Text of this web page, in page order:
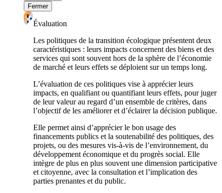
Fermer
Évaluation
Les politiques de la transition écologique présentent deux
caractéristiques : leurs impacts concernent des biens et des
services qui sont souvent hors de la sphère de l’économie
de marché et leurs effets se déploient sur un temps long.
L’évaluation de ces politiques vise à apprécier leurs
impacts, en qualifiant ou quantifiant leurs effets, pour juger
de leur valeur au regard d’un ensemble de critères, dans
l’objectif de les améliorer et d’éclairer la décision publique.
Elle permet ainsi d’apprécier le bon usage des
financements publics et la soutenabilité des politiques, des
projets, ou des mesures vis-à-vis de l’environnement, du
développement économique et du progrès social. Elle
intègre de plus en plus souvent une dimension participative
et citoyenne, avec la consultation et l’implication des
parties prenantes et du public.